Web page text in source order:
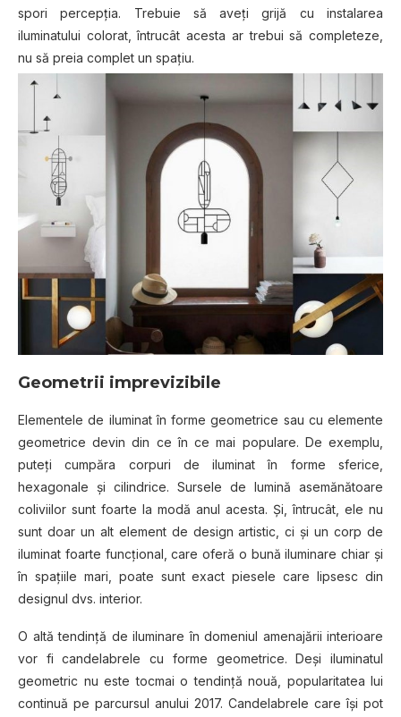
spori percepția. Trebuie să aveți grijă cu instalarea
iluminatului colorat, întrucât acesta ar trebui să completeze,
nu să preia complet un spațiu.
Geometrii imprevizibile
Elementele de iluminat în forme geometrice sau cu elemente
geometrice devin din ce în ce mai populare. De exemplu,
puteți cumpăra corpuri de iluminat în forme sferice,
hexagonale și cilindrice. Sursele de lumină asemănătoare
coliviilor sunt foarte la modă anul acesta. Și, întrucât, ele nu
sunt doar un alt element de design artistic, ci și un corp de
iluminat foarte funcțional, care oferă o bună iluminare chiar și
în spațiile mari, poate sunt exact piesele care lipsesc din
designul dvs. interior.
O altă tendință de iluminare în domeniul amenajării interioare
vor fi candelabrele cu forme geometrice. Deși iluminatul
geometric nu este tocmai o tendință nouă, popularitatea lui
continuă pe parcursul anului 2017. Candelabrele care își pot